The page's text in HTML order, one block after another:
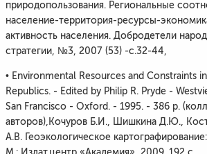
природопользования. Региональные
население-территория-ресурсы-
активность населения. Добродетели
стратегии, №3, 2007 (53) -с.32-44,
• Environmental Resources and Constraints
Republics. - Edited by Philip R. Pryde -
San Francisco - Oxford. - 1995. - 386 p.
авторов),Кочуров Б.И., Шишкина Д.Ю.,
А.В. Геоэкологическое